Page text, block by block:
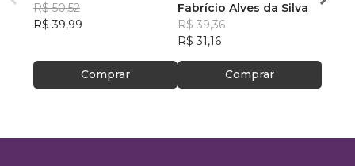
SAC
R$ 50,52
R$ 39,99
Comprar
Fabrício Alves da Silva
R$ 39,36
R$ 31,16
Comprar